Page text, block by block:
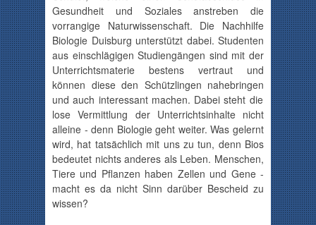
Gesundheit und Soziales anstreben die
vorrangige Naturwissenschaft. Die Nachhilfe
Biologie Duisburg unterstützt dabei. Studenten
aus einschlägigen Studiengängen sind mit der
Unterrichtsmaterie bestens vertraut und
können diese den Schützlingen nahebringen
und auch interessant machen. Dabei steht die
lose Vermittlung der Unterrichtsinhaltenicht
alleine - denn Biologie geht weiter. Was gelernt
wird, hat tatsächlich mit uns zu tun, denn Bios
bedeutet nichts anderes als Leben. Menschen,
Tiere und Pflanzen haben Zellen und Gene -
macht es da nicht Sinn darüber Bescheid zu
wissen?